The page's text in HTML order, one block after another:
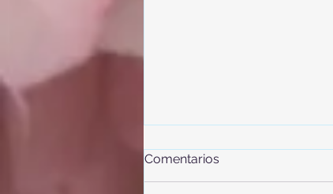
Comentarios